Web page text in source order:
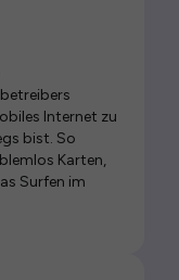
Internet zu
bist. So
Karten,
Surfen im